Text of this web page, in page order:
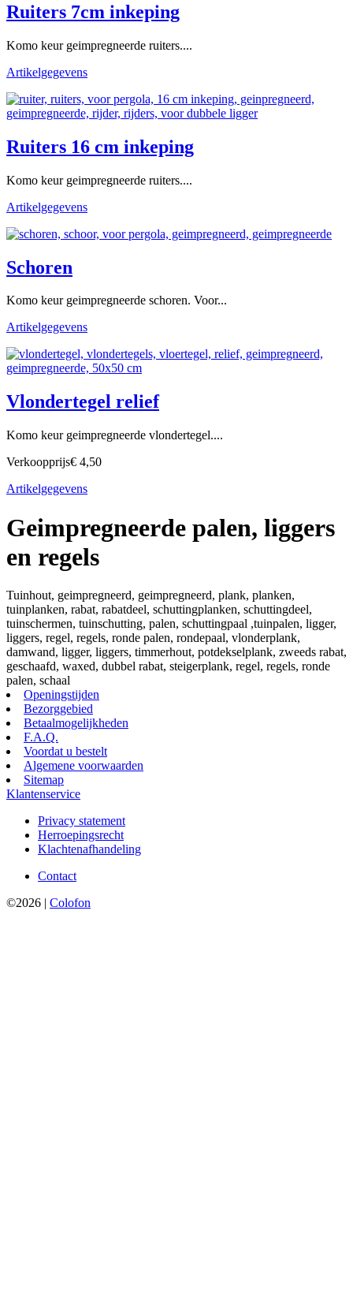
Ruiters 7cm inkeping
Komo keur geimpregneerde ruiters....
Artikelgegevens
Ruiters 16 cm inkeping
Komo keur geimpregneerde ruiters....
Artikelgegevens
Schoren
Komo keur geimpregneerde schoren. Voor...
Artikelgegevens
Vlondertegel relief
Komo keur geimpregneerde vlondertegel....
Verkoopprijs€ 4,50
Artikelgegevens
Geimpregneerde palen, liggers
en regels
Tuinhout, geimpregneerd, geimpregneerd, plank, planken,
tuinplanken, rabat, rabatdeel, schuttingplanken, schuttingdeel,
tuinschermen, tuinschutting, palen, schuttingpaal ,tuinpalen, ligger,
liggers, regel, regels, ronde palen, rondepaal, vlonderplank,
damwand, ligger, liggers, timmerhout, potdekselplank, zweeds rabat,
geschaafd, waxed, dubbel rabat, steigerplank, regel, regels, ronde
palen, schaal
Openingstijden
Bezorggebied
Betaalmogelijkheden
F.A.Q.
Voordat u bestelt
Algemene voorwaarden
Sitemap
Klantenservice
Privacy statement
Herroepingsrecht
Klachtenafhandeling
Contact
©2026 | Colofon